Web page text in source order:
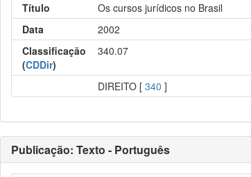
Título
Os cursos jurídicos no Brasil
Data
2002
Classificação
(CDDir)
340.07
DIREITO [340 ]
Publicação: Texto - Português